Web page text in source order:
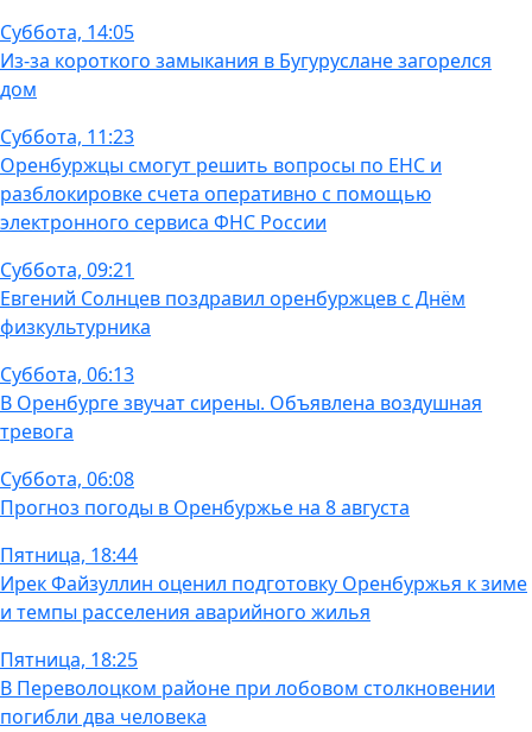
Суббота, 14:05
Из-за короткого замыкания в Бугуруслане загорелся
дом
Суббота, 11:23
Оренбуржцы смогут решить вопросы по ЕНС и
разблокировке счета оперативно с помощью
электронного сервиса ФНС России
Суббота, 09:21
Евгений Солнцев поздравил оренбуржцев с Днём
физкультурника
Суббота, 06:13
В Оренбурге звучат сирены. Объявлена воздушная
тревога
Суббота, 06:08
Прогноз погоды в Оренбуржье на 8 августа
Пятница, 18:44
Ирек Файзуллин оценил подготовку Оренбуржья к зиме
и темпы расселения аварийного жилья
Пятница, 18:25
В Переволоцком районе при лобовом столкновении
погибли два человека